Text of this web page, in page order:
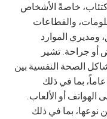
خاصةً الأشخاص
والقطاعات
ومديري الموارد
أو جراحة. تشير
الصحة النفسية بين
الأفراد الذين تتراوح أعمارهم بين 14 و23 عاماً، بما في ذلك
الهواتف أو الألعاب.
نوعها، بما في ذلك